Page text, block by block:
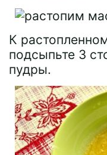
К
подсыпьте 3
пудры.